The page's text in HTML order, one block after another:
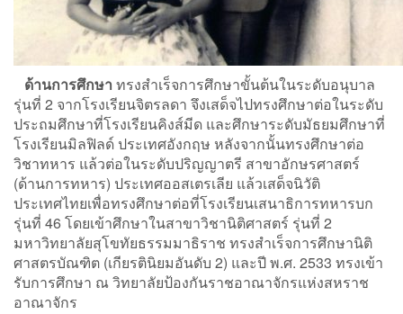
ด้านการศึกษา ทรงสำเร็จการศึกษาขั้นต้นในระดับอนุบาล
รุ่นที่ 2 จากโรงเรียนจิตรลดา จึงเสด็จไปทรงศึกษาต่อในระดับ
ประถมศึกษาที่โรงเรียนคิงส์มีด และศึกษาระดับมัธยมศึกษาที่
โรงเรียนมิลฟิลด์ ประเทศอังกฤษ หลังจากนั้นทรงศึกษาต่อ
วิชาทหาร แล้วต่อในระดับปริญญาตรี สาขาอักษรศาสตร์
(ด้านการทหาร) ประเทศออสเตรเลีย แล้วเสด็จนิวัติ
ประเทศไทยเพื่อทรงศึกษาต่อที่โรงเรียนเสนาธิการทหารบก
รุ่นที่ 46 โดยเข้าศึกษาในสาขาวิชานิติศาสตร์ รุ่นที่ 2
มหาวิทยาลัยสุโขทัยธรรมมาธิราช ทรงสำเร็จการศึกษานิติ
ศาสตรบัณฑิต (เกียรตินิยมอันดับ 2) และปี พ.ศ. 2533 ทรงเข้า
รับการศึกษา ณ วิทยาลัยป้องกันราชอาณาจักรแห่งสหราช
อาณาจักร